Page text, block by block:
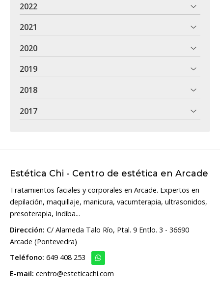
2022
2021
2020
2019
2018
2017
Estética Chi - Centro de estética en Arcade
Tratamientos faciales y corporales en Arcade. Expertos en
depilación, maquillaje, manicura, vacumterapia, ultrasonidos,
presoterapia, Indiba...
Dirección: C/ Alameda Talo Río, Ptal. 9 Entlo. 3 - 36690
Arcade (Pontevedra)
Teléfono: 649 408 253
E-mail: centro@esteticachi.com